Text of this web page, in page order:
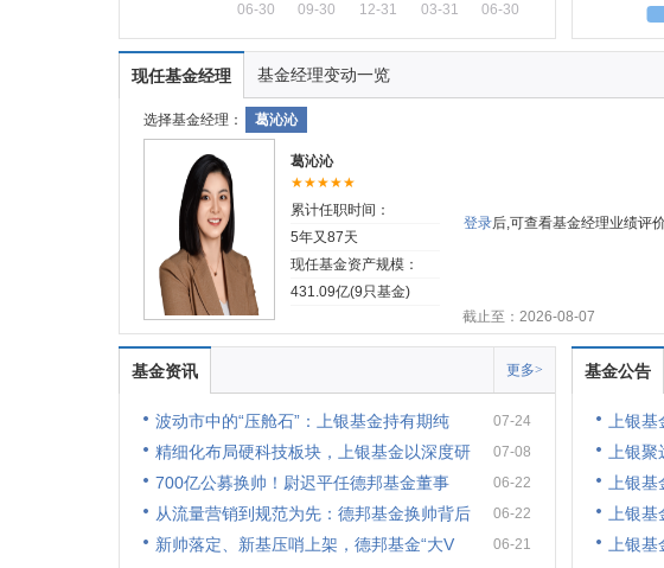
06-30 09-30 12-31 03-31 06-30
现任基金经理 基金经理变动一览
选择基金经理： 葛沁沁
葛沁沁
★★★★★
累计任职时间：
5年又87天
现任基金资产规模：
431.09亿(9只基金)
登录后,可查看基金经理业绩评价
截止至：2026-08-07
基金资讯 更多>
波动市中的“压舱石”：上银基金持有期纯 07-24
精细化布局硬科技板块，上银基金以深度研 07-08
700亿公募换帅！尉迟平任德邦基金董事 06-22
从流量营销到规范为先：德邦基金换帅背后 06-22
新帅落定、新基压哨上架，德邦基金“大V
06-21
基金公告
上银
上银
上银
上银
上银